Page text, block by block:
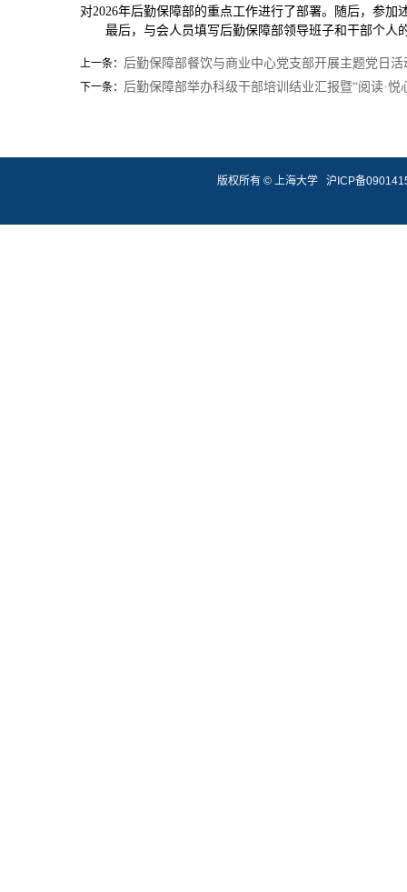
对2026年后勤保障部的重点工作进行了部署。随后，参
最后，与会人员填写后勤保障部领导班子和干部个人
上一条： 后勤保障部餐饮与商业中心党支部开展主题党日活
下一条： 后勤保障部举办科级干部培训结业汇报暨“阅读·
版权所有 © 上海大学 沪ICP备